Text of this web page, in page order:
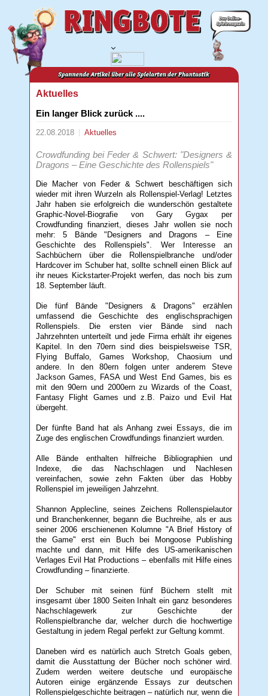
Aktuelles
Ein langer Blick zurück ....
22.08.2018 Aktuelles
Crowdfunding bei Feder & Schwert: "Designers &
Dragons – Eine Geschichte des Rollenspiels"
Die Macher von Feder & Schwert beschäftigen sich
wieder mit ihren Wurzeln als Rollenspiel-Verlag! Letztes
Jahr haben sie erfolgreich die wunderschön gestaltete
Graphic-Novel-Biografie von Gary Gygax per
Crowdfunding finanziert, dieses Jahr wollen sie noch
mehr: 5 Bände "Designers and Dragons – Eine
Geschichte des Rollenspiels". Wer Interesse an
Sachbüchern über die Rollenspielbranche und/oder
Hardcover im Schuber hat, sollte schnell einen Blick auf
ihr neues Kickstarter-Projekt werfen, das noch bis zum
18. September läuft.
Die fünf Bände "Designers & Dragons" erzählen
umfassend die Geschichte des englischsprachigen
Rollenspiels. Die ersten vier Bände sind nach
Jahrzehnten unterteilt und jede Firma erhält ihr eigenes
Kapitel. In den 70ern sind dies beispielsweise TSR,
Flying Buffalo, Games Workshop, Chaosium und
andere. In den 80ern folgen unter anderem Steve
Jackson Games, FASA und West End Games, bis es
mit den 90ern und 2000ern zu Wizards of the Coast,
Fantasy Flight Games und z.B. Paizo und Evil Hat
übergeht.
Der fünfte Band hat als Anhang zwei Essays, die im
Zuge des englischen Crowdfundings finanziert wurden.
Alle Bände enthalten hilfreiche Bibliographien und
Indexe, die das Nachschlagen und Nachlesen
vereinfachen, sowie zehn Fakten über das Hobby
Rollenspiel im jeweiligen Jahrzehnt.
Shannon Applecline, seines Zeichens Rollenspielautor
und Branchenkenner, begann die Buchreihe, als er aus
seiner 2006 erschienenen Kolumne "A Brief History of
the Game" erst ein Buch bei Mongoose Publishing
machte und dann, mit Hilfe des US-amerikanischen
Verlages Evil Hat Productions – ebenfalls mit Hilfe eines
Crowdfunding – finanzierte.
Der Schuber mit seinen fünf Büchern stellt mit
insgesamt über 1800 Seiten Inhalt ein ganz besonderes
Nachschlagewerk zur Geschichte der
Rollenspielbranche dar, welcher durch die hochwertige
Gestaltung in jedem Regal perfekt zur Geltung kommt.
Daneben wird es natürlich auch Stretch Goals geben,
damit die Ausstattung der Bücher noch schöner wird.
Zudem werden weitere deutsche und europäische
Autoren einige ergänzende Essays zur deutschen
Rollenspielgeschichte beitragen – natürlich nur, wenn die